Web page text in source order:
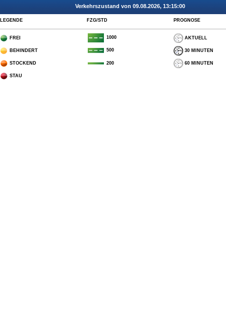
Verkehrszustand von 09.08.2026, 13:15:00
LEGENDE FZG/STD PROGNOSE
FREI 1000 AKTUELL
BEHINDERT 500 30 MINUTEN
STOCKEND 200 60 MINUTEN
STAU